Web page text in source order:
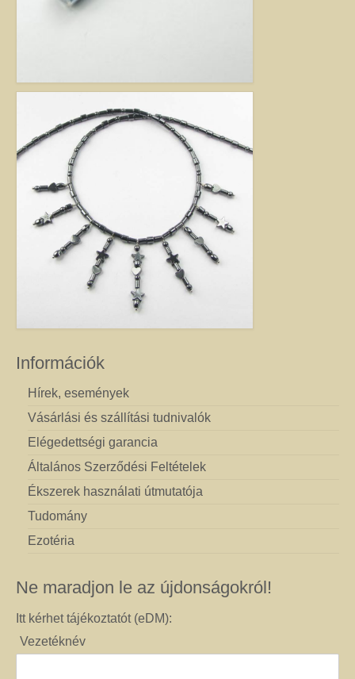
ennél többet is tehet értük. A kézműves Virág ékszerekkel színesebbé és
egyedibbé varázsolhatja virágait. Ezeket a díszeket ásvány, féldrágakő,
kristály felhasználásával, dróthajlításos technikával készítettem, és
garantáltan nincs két egyforma közöttük. Ha cserepes növényt ajándékoz
ismerősének, személyesebbé teheti Virág ékszerrel.
Információk
Hírek, események
Vásárlási és szállítási tudnivalók
Elégedettségi garancia
Általános Szerződési Feltételek
Ékszerek használati útmutatója
Tudomány
Ezotéria
Ne maradjon le az újdonságokról!
Itt kérhet tájékoztatót (eDM):
Vezetéknév